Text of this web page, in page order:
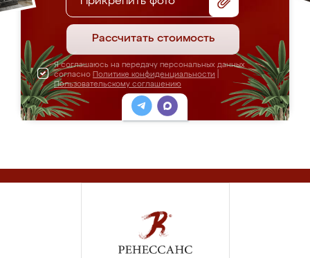
Рассчитать стоимость
Я соглашаюсь на передачу персональных данных
согласно Политике конфиденциальности
Пользовательскому соглашению